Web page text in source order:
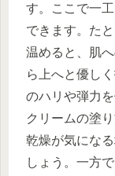
す。ここで一
できます。た
温めると、肌
ら上へと優し
のハリや弾力
クリームの塗
乾燥が気にな
しょう。一方